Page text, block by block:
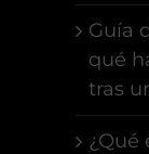
Guía
qué
tras
¿Qué